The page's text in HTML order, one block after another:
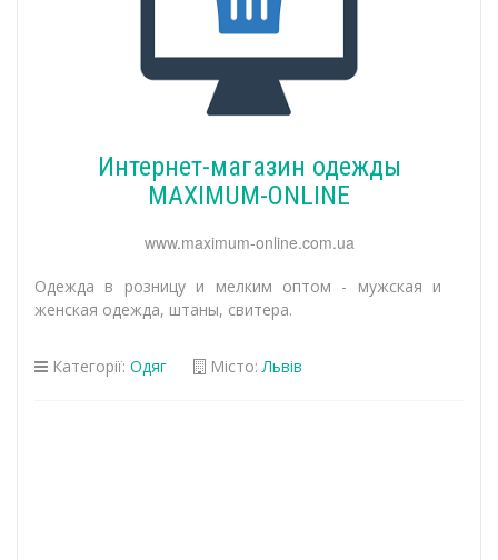
Интернет-магазин одежды
MAXIMUM-ONLINE
www.maximum-online.com.ua
Одежда в розницу и мелким оптом - мужская и
женская одежда, штаны, свитера.
Категорії: Одяг Місто:Львів